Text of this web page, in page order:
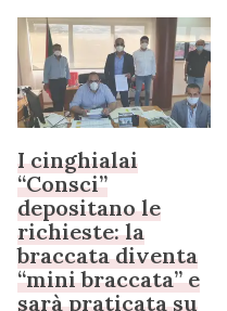
I cinghialai
“Consci”
depositano le
richieste: la
braccata diventa
“mini braccata” e
sarà praticata su